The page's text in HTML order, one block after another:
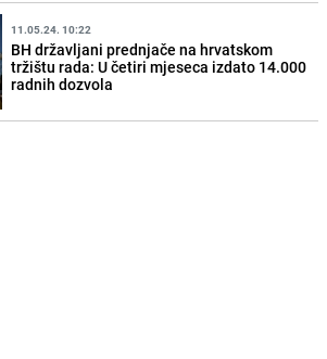
11.05.24. 10:22
BH državljani prednjače na hrvatskom
tržištu rada: U četiri mjeseca izdato 14.000
radnih dozvola